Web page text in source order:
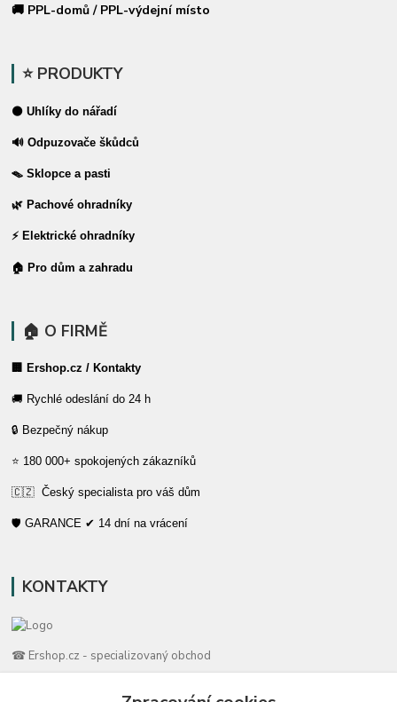
🚚 PPL-domů / PPL-výdejní místo
⭐ PRODUKTY
⚫ Uhlíky do nářadí
🔊 Odpuzovače škůdců
🪤 Sklopce a pasti
🌿 Pachové ohradníky
⚡ Elektrické ohradníky
🏠 Pro dům a zahradu
🏠 O FIRMĚ
🏢 Ershop.cz / Kontakty
🚚 Rychlé odeslání do 24 h
🔒 Bezpečný nákup
⭐ 180 000+ spokojených zákazníků
🇨🇿 Český specialista pro váš dům
🛡️ GARANCE ✔ 14 dní na vrácení
KONTAKTY
☎ Ershop.cz - specializovaný obchod
🛡️ Zákaznická podpora